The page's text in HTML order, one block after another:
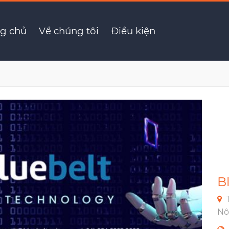
chủ Về chúng tôi Điều kiện